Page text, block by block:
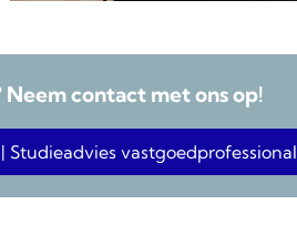
contact met ons op!
| Studieadvies vastgoedprofessional